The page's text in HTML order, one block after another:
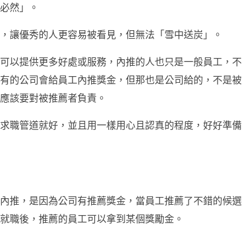
然」。
讓優秀的人更容易被看見，但無法「雪中送炭」。
以提供更多好處或服務，內推的人也只是一般員工，不
的公司會給員工內推獎金，但那也是公司給的，不是被
該要對被推薦者負責。
職管道就好，並且用一樣用心且認真的程度，好好準備
推，是因為公司有推薦獎金，當員工推薦了不錯的候選
職後，推薦的員工可以拿到某個獎勵金。